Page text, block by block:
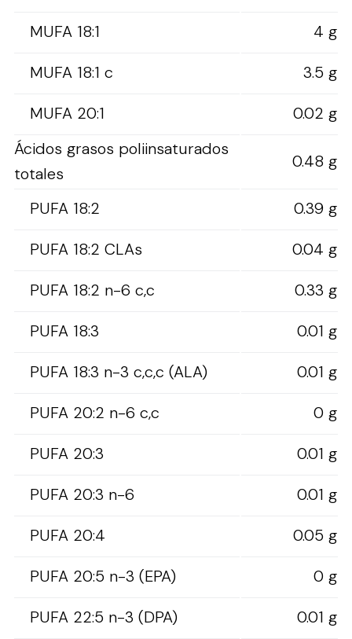
MUFA 18:1
4 g
MUFA 18:1 c
3.5 g
MUFA 20:1
0.02 g
Ácidos grasos poliinsaturados
totales
0.48 g
PUFA 18:2
0.39 g
PUFA 18:2 CLAs
0.04 g
PUFA 18:2 n-6 c,c
0.33 g
PUFA 18:3
0.01 g
PUFA 18:3 n-3 c,c,c (ALA)
0.01 g
PUFA 20:2 n-6 c,c
0 g
PUFA 20:3
0.01 g
PUFA 20:3 n-6
0.01 g
PUFA 20:4
0.05 g
PUFA 20:5 n-3 (EPA)
0 g
PUFA 22:5 n-3 (DPA)
0.01 g